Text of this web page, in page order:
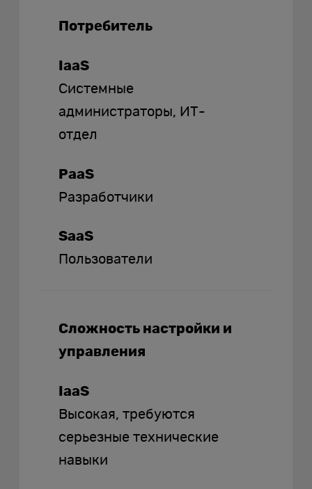
Потребитель
IaaS
Системные
администраторы, ИТ-
отдел
PaaS
Разработчики
SaaS
Пользователи
Сложность настройки и
управления
IaaS
Высокая, требуются
серьезные технические
навыки